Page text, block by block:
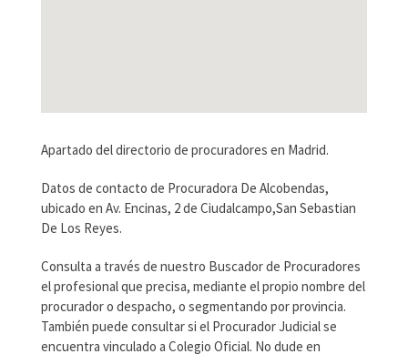
Apartado del directorio de procuradores en Madrid.
Datos de contacto de Procuradora De Alcobendas,
ubicado en Av. Encinas, 2 de Ciudalcampo,San Sebastian
De Los Reyes.
Consulta a través de nuestro Buscador de Procuradores
el profesional que precisa, mediante el propio nombre del
procurador o despacho, o segmentando por provincia.
También puede consultar si el Procurador Judicial se
encuentra vinculado a Colegio Oficial. No dude en